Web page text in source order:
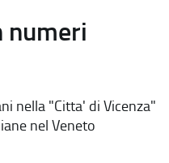
numeri
nella "Citta' di Vicenza"
nel Veneto